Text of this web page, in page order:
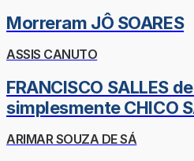
Morreram JÔ SOARES
ASSIS CANUTO
FRANCISCO SALLES
simplesmente CHICO
ARIMAR SOUZA DE SÁ